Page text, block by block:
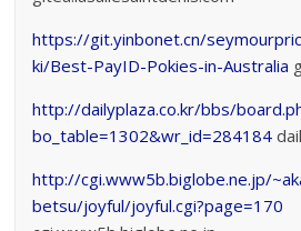
https://git.yinbonet.cn/
ki/Best-PayID-Pokies-in-Australia
http://dailyplaza.co.kr/bbs/
bo_table=1302&wr_id=284184
http://cgi.www5b.biglobe.ne.jp/
betsu/joyful/joyful.cgi?page=170